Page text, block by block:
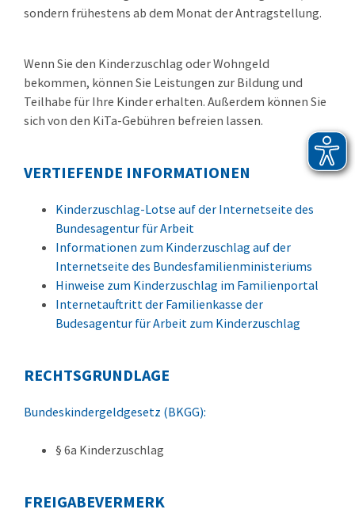
sondern frühestens ab dem Monat der Antragstellung.
Wenn Sie den Kinderzuschlag oder Wohngeld
bekommen, können Sie Leistungen zur Bildung und
Teilhabe für Ihre Kinder erhalten. Außerdem können Sie
sich von den KiTa-Gebühren befreien lassen.
VERTIEFENDE INFORMATIONEN
Kinderzuschlag-Lotse auf der Internetseite des
Bundesagentur für Arbeit
Informationen zum Kinderzuschlag auf der
Internetseite des Bundesfamilienministeriums
Hinweise zum Kinderzuschlag im Familienportal
Internetauftritt der Familienkasse der
Budesagentur für Arbeit zum Kinderzuschlag
RECHTSGRUNDLAGE
Bundeskindergeldgesetz (BKGG):
§ 6a Kinderzuschlag
FREIGABEVERMERK